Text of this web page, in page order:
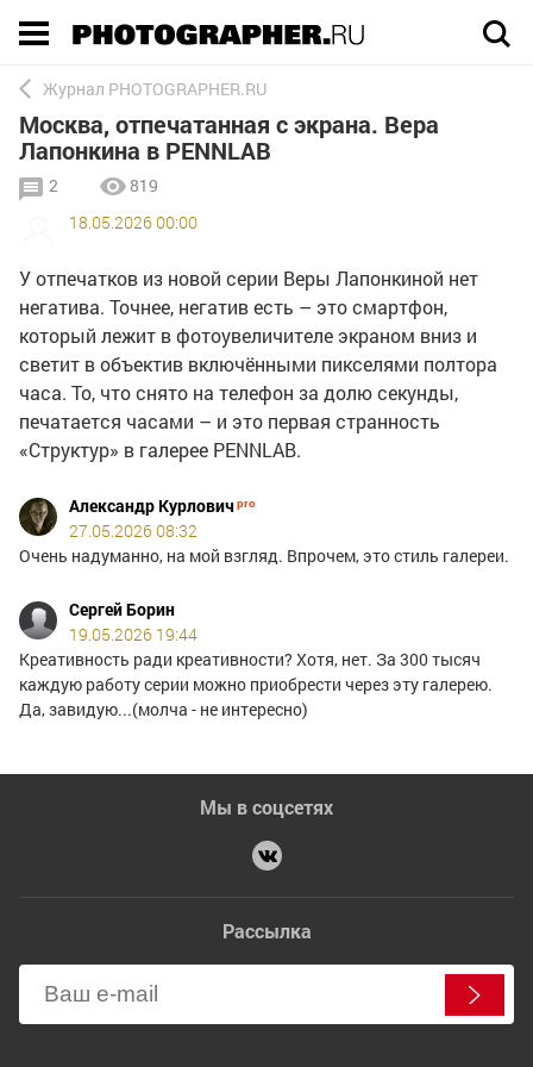
Журнал PHOTOGRAPHER.RU
Москва, отпечатанная с экрана. Вера
Лапонкина в PENNLAB
2
819
18.05.2026 00:00
У отпечатков из новой серии Веры Лапонкиной нет
негатива. Точнее, негатив есть – это смартфон,
который лежит в фотоувеличителе экраном вниз и
светит в объектив включёнными пикселями полтора
часа. То, что снято на телефон за долю секунды,
печатается часами – и это первая странность
«Структур» в галерее PENNLAB.
Александр Курлович
27.05.2026 08:32
Очень надуманно, на мой взгляд. Впрочем, это стиль галереи.
Сергей Борин
19.05.2026 19:44
Креативность ради креативности? Хотя, нет. За 300 тысяч
каждую работу серии можно приобрести через эту галерею.
Да, завидую...(молча - не интересно)
Мы в соцсетях
Рассылка